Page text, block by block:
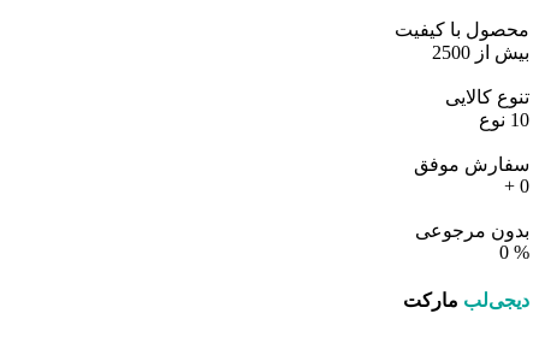
محصول با کیفیت
بیش از 2500
تنوع کالایی
10 نوع
سفارش موفق
0
+
بدون مرجوعی
%
0
دیجی‌لب مارکت